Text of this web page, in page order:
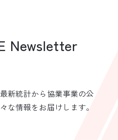
Newsletter
新統計から協業事業の公
な情報をお届けします。